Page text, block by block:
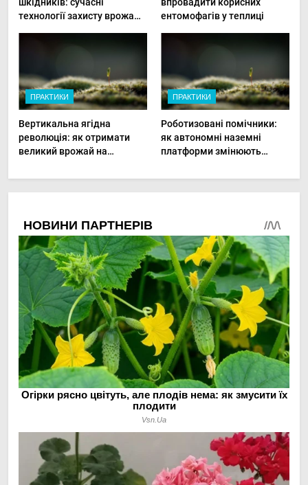
технології захисту врожаю
ентомофагів у теплиці
ПРАКТИКИ
Вертикальна ягідна
революція: як отримати
великий врожай на
ПРАКТИКИ
Роботизовані помічники:
як автономні наземні
платформи змінюють
овочами